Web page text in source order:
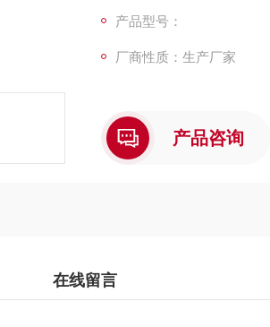
产品型号：
厂商性质：生产厂家
产品咨询
在线留言